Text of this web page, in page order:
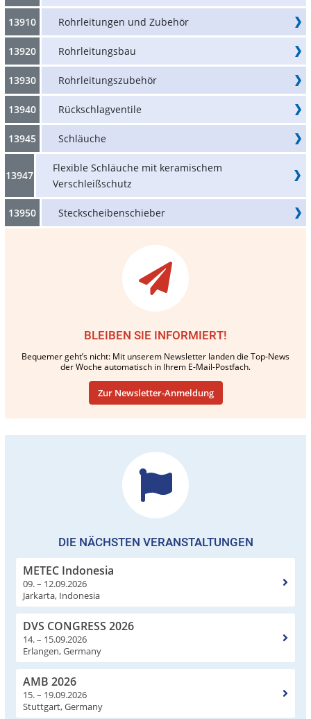
13910 Rohrleitungen und Zubehör
13920 Rohrleitungsbau
13930 Rohrleitungszubehör
13940 Rückschlagventile
13945 Schläuche
13947
Flexible Schläuche mit keramischem
Verschleißschutz
13950 Steckscheibenschieber
BLEIBEN SIE INFORMIERT!
Bequemer geht’s nicht: Mit unserem Newsletter landen die Top-News
der Woche automatisch in Ihrem E-Mail-Postfach.
Zur Newsletter-Anmeldung
DIE NÄCHSTEN VERANSTALTUNGEN
METEC Indonesia
09. – 12.09.2026
Jarkarta, Indonesia
DVS CONGRESS 2026
14. – 15.09.2026
Erlangen, Germany
AMB 2026
15. – 19.09.2026
Stuttgart, Germany